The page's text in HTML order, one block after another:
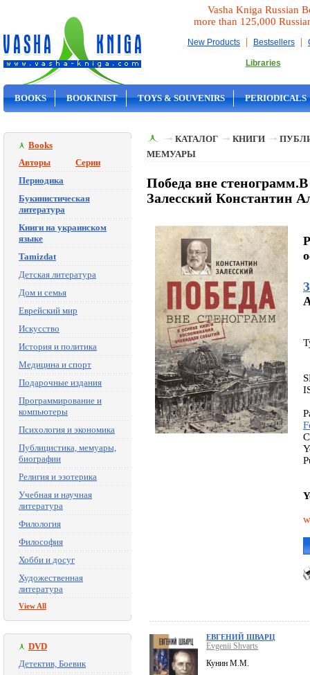
Vasha Kniga Russian
more than 125,000
New Products | Bestsellers |
Libraries
BOOKS BOOKINIST TOYS & SOUVENIRS PERIODICALS
Books
Авторы
Серии
Периодика
Букинистическая
литература
Книги на украинском
языке
Tamizdat
Детская литература
Дом и семья
Еврейский мир
Искусство
История и политика
Медицина и спорт
Подарочные издания
Программирование и
компьютеры
Психология и экономика
Публицистика, мемуары,
биографии
Религия и эзотерика
Учебная и научная
литература
Филология
Философия
Хобби и досуг
Художественная
литература
View All
DVD
Детектив, Боевик
КАТАЛОГ КНИГИ
МЕМУАРЫ
Победа вне
Залесский Константин
ЕВГЕНИЙ ШВАРЦ
Evgenii Shvarts
Кунин М.М.